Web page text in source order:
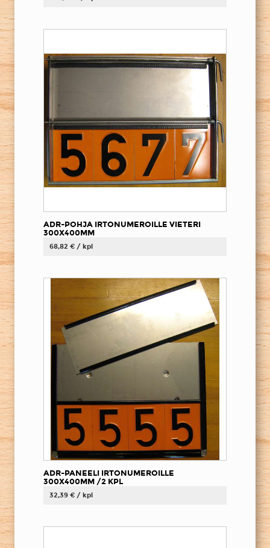
ADR-POHJA IRTONUMEROILLE VIETERI
300X400MM
68,82 € / kpl
ADR-PANEELI IRTONUMEROILLE
300X400MM /2 KPL
32,39 € / kpl